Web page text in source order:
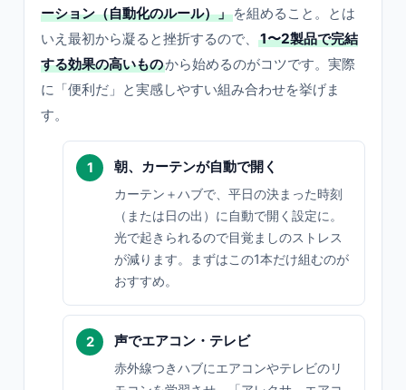
ーション（自動化のルール）」 を組めること。とは
いえ最初から凝ると挫折するので、
1〜2製品で完結
する効果の高いものから始めるのがコツです。実際
に「便利だ」と実感しやすい組み合わせを挙げま
す。
朝、カーテンが自動で開く
カーテン＋ハブで、平日の決まった時刻
（または日の出）に自動で開く設定に。
光で起きられるので目覚ましのストレス
が減ります。まずはこの1本だけ組むのが
おすすめ。
声でエアコン・テレビ
赤外線つきハブにエアコンやテレビのリ